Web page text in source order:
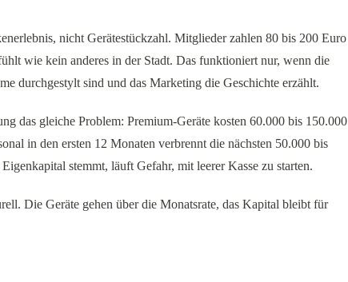
nicht Gerätestückzahl. Mitglieder zahlen 80 bis 200 Euro
wie kein anderes in der Stadt. Das funktioniert nur, wenn die
durchgestylt sind und das Marketing die Geschichte erzählt.
das gleiche Problem: Premium-Geräte kosten 60.000 bis 150.000
in den ersten 12 Monaten verbrennt die nächsten 50.000 bis
stemmt, läuft Gefahr, mit leerer Kasse zu starten.
Die Geräte gehen über die Monatsrate, das Kapital bleibt für